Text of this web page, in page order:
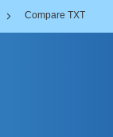
Compare TXT